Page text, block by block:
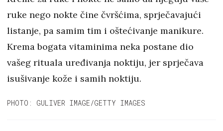
ruke nego nokte čine čvršćima, sprječavajući
listanje, pa samim tim i oštećivanje manikure.
Krema bogata vitaminima neka postane dio
vašeg rituala uređivanja noktiju, jer sprječava
isušivanje kože i samih noktiju.
PHOTO: GULIVER IMAGE/GETTY IMAGES